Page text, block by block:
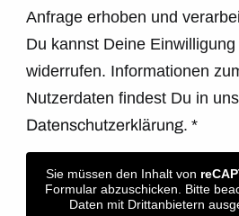
Anfrage erhoben und
Du kannst Deine
widerrufen. Informationen
Nutzerdaten findest Du in
Datenschutzerklärung.*
Sie müssen den Inhalt von
Formular abzuschicken. Bitte
Daten mit Drittanbietern